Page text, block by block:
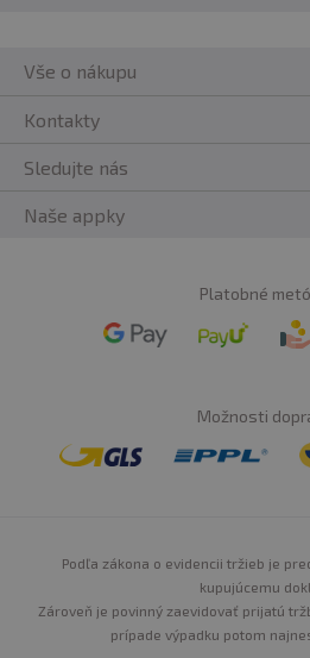
Vše o nákupu
Kontakty
Sledujte nás
Naše appky
Platobné
Možnosti
Podľa zákona o evidencii tržieb je
kupujúcemu
Zároveň je povinný zaevidovať prijatú
prípade výpadku potom